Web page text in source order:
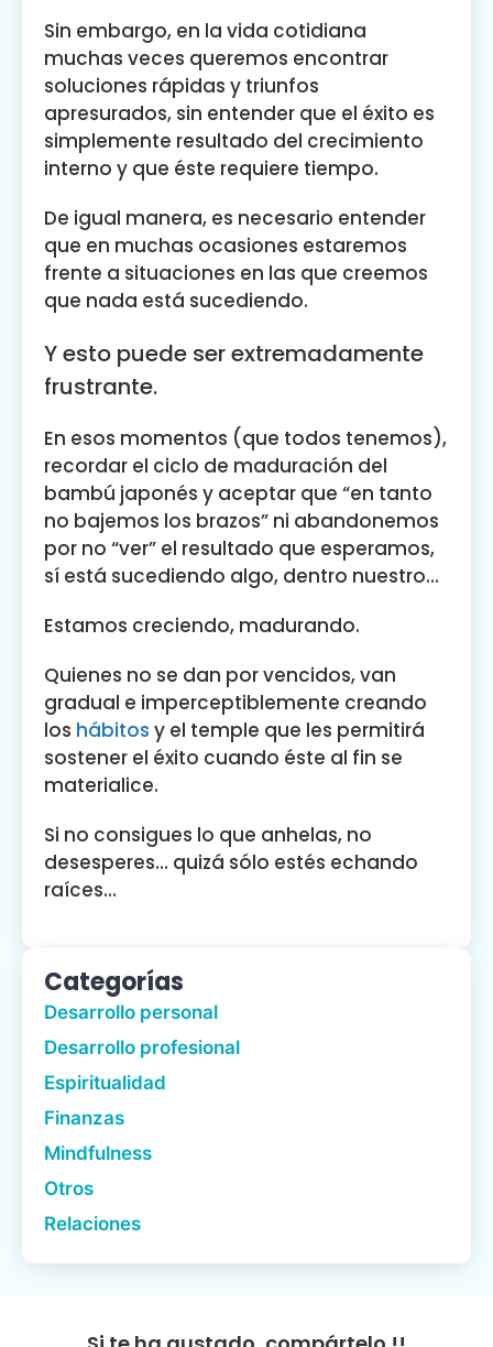
Sin embargo, en la vida cotidiana
muchas veces queremos encontrar
soluciones rápidas y triunfos
apresurados, sin entender que el éxito es
simplemente resultado del crecimiento
interno y que éste requiere tiempo.
De igual manera, es necesario entender
que en muchas ocasiones estaremos
frente a situaciones en las que creemos
que nada está sucediendo.
Y esto puede ser extremadamente
frustrante.
En esos momentos (que todos tenemos),
recordar el ciclo de maduración del
bambú japonés y aceptar que “en tanto
no bajemos los brazos” ni abandonemos
por no “ver” el resultado que esperamos,
sí está sucediendo algo, dentro nuestro…
Estamos creciendo, madurando.
Quienes no se dan por vencidos, van
gradual e imperceptiblemente creando
los hábitos y el temple que les permitirá
sostener el éxito cuando éste al fin se
materialice.
Si no consigues lo que anhelas, no
desesperes… quizá sólo estés echando
raíces…
Categorías
Desarrollo personal
Desarrollo profesional
Espiritualidad
Finanzas
Mindfulness
Otros
Relaciones